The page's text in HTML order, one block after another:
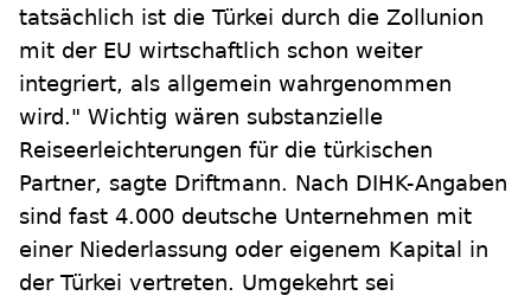
tatsächlich ist die Türkei durch die Zollunion
mit der EU wirtschaftlich schon weiter
integriert, als allgemein wahrgenommen
wird." Wichtig wären substanzielle
Reiseerleichterungen für die türkischen
Partner, sagte Driftmann. Nach DIHK-Angaben
sind fast 4.000 deutsche Unternehmen mit
einer Niederlassung oder eigenem Kapital in
der Türkei vertreten. Umgekehrt sei